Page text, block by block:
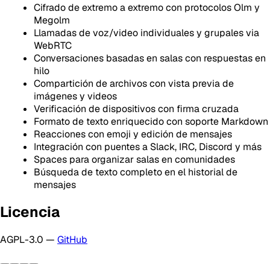
Cifrado de extremo a extremo con protocolos Olm y
Megolm
Llamadas de voz/video individuales y grupales via
WebRTC
Conversaciones basadas en salas con respuestas en
hilo
Compartición de archivos con vista previa de
imágenes y videos
Verificación de dispositivos con firma cruzada
Formato de texto enriquecido con soporte Markdown
Reacciones con emoji y edición de mensajes
Integración con puentes a Slack, IRC, Discord y más
Spaces para organizar salas en comunidades
Búsqueda de texto completo en el historial de
mensajes
Licencia
AGPL-3.0 — GitHub